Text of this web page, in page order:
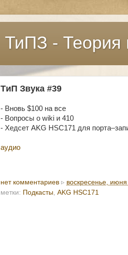
ТиПЗ - Теория
TиП Звука #39
- Вновь $100 на все
- Вопросы о wiki и 410
- Хедсет AKG HSC171 для
аудио
нет комментариев ▹ воскресенье,
метки: Подкасты AKG HSC171